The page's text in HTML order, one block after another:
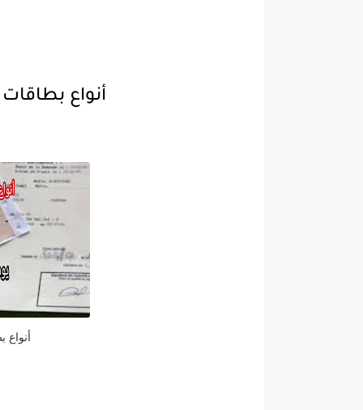
أنواع بطاقات
أنواع